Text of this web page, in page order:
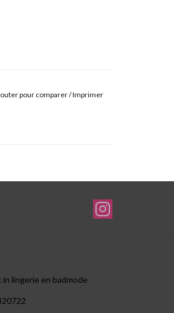
pour comparer/Imprimer
in lingerie en badmode